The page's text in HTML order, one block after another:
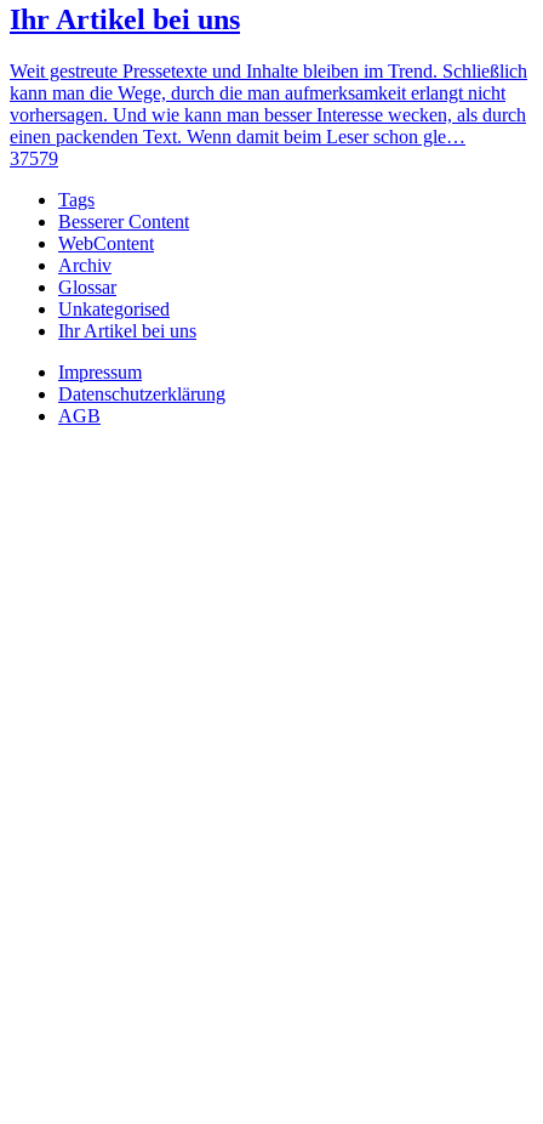
Ihr Artikel bei uns
Weit gestreute Pressetexte und Inhalte bleiben im Trend. Schließlich
kann man die Wege, durch die man aufmerksamkeit erlangt nicht
vorhersagen. Und wie kann man besser Interesse wecken, als durch
einen packenden Text. Wenn damit beim Leser schon gle…
37579
Tags
Besserer Content
WebContent
Archiv
Glossar
Unkategorised
Ihr Artikel bei uns
Impressum
Datenschutzerklärung
AGB